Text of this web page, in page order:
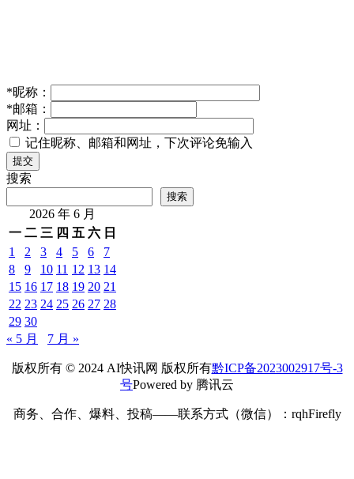
*昵称：
*邮箱：
网址：
记住昵称、邮箱和网址，下次评论免输入
提交
搜索
搜索
2026 年 6 月
一 二 三 四 五 六 日
1
2 3 4 5 6
7
8
9 10 11 12 13 14
15 16 17 18 19 20 21
22 23 24 25 26 27 28
29 30
« 5 月
7 月 »
版权所有 © 2024 AI快讯网 版权所有黔ICP备2023002917号-3
号Powered by 腾讯云
商务、合作、爆料、投稿——联系方式（微信）：rqhFirefly